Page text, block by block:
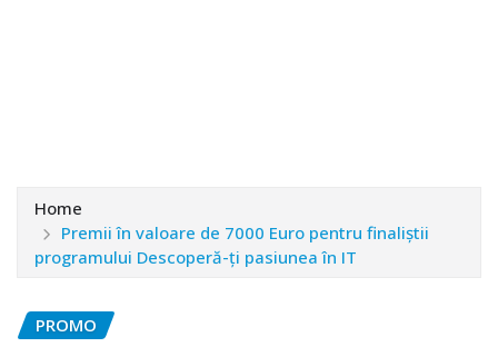
Home
Premii în valoare de 7000 Euro pentru finaliștii
programului Descoperă-ți pasiunea în IT
PROMO